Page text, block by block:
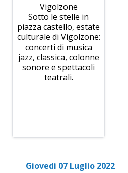
Vigolzone
Sotto le stelle in
piazza castello, estate
culturale di Vigolzone:
concerti di musica
jazz, classica, colonne
sonore e spettacoli
teatrali.
Giovedì 07 Luglio 2022